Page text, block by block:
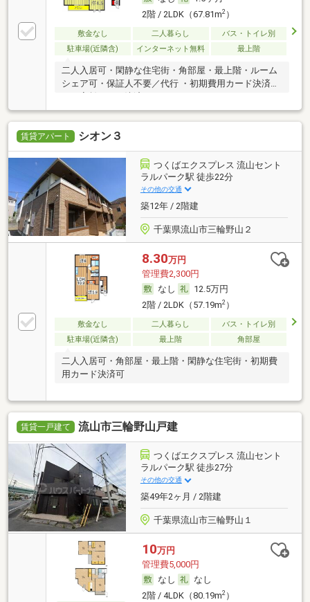
2階 / 2LDK（67.81m2）
敷金なし 二人暮らし
バス・トイレ別
駐車場(近隣含)
インターネット無料 最上階
二人入居可・閑静な住宅街・角部屋・最上階・ルーム
シェア可・保証人不要／代行 ・初期費用カード決済
賃貸アパート シオン３
つくばエクスプレス 流山セント
ラルパーク駅 徒歩22分
その他の交通
築12年 / 2階建
千葉県流山市三輪野山２
8.30万円
管理費2,300円
なし
12.5万円
2階 / 2LDK（57.19m2）
敷金なし 二人暮らし
バス・トイレ別
駐車場(近隣含)
最上階 角部屋
二人入居可・角部屋・最上階・閑静な住宅街・初期費
用カード決済可
賃貸一戸建て 流山市三輪野山戸建
つくばエクスプレス 流山セント
ラルパーク駅 徒歩27分
その他の交通
築49年2ヶ月 / 2階建
千葉県流山市三輪野山１
10万円
管理費5,000円
なし
なし
2階 / 4LDK（80.19m2）